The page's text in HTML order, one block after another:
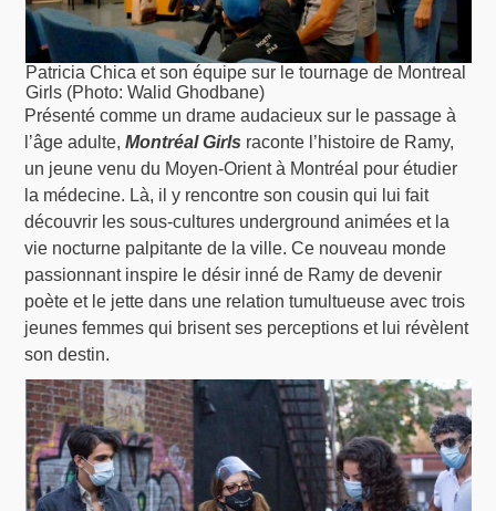
Patricia Chica et son équipe sur le tournage de Montreal
Girls (Photo: Walid Ghodbane)
Présenté comme un drame audacieux sur le passage à
l’âge adulte,Montréal Girls raconte l’histoire de Ramy,
un jeune venu du Moyen-Orient à Montréal pour étudier
la médecine. Là, il y rencontre son cousin qui lui fait
découvrir les sous-cultures underground animées et la
vie nocturne palpitante de la ville. Ce nouveau monde
passionnant inspire le désir inné de Ramy de devenir
poète et le jette dans une relation tumultueuse avec trois
jeunes femmes qui brisent ses perceptions et lui révèlent
son destin.